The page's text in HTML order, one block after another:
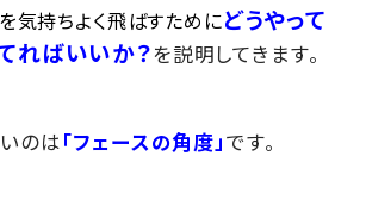
気持ちよく飛ばすためにどうやって
ればいいか？を説明してきます。
のは「フェースの角度」です。